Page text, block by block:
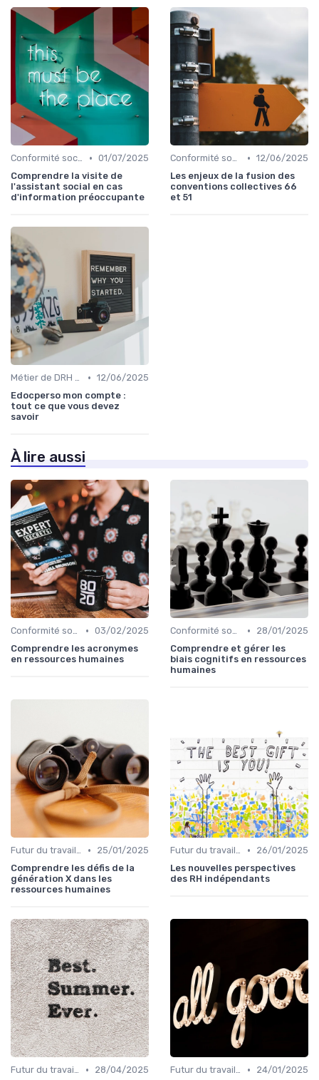
Conformité sociale & droit du travail • 01/07/2025
Comprendre la visite de
l'assistant social en cas
d'information préoccupante
Conformité sociale & droit du travail • 12/06/2025
Les enjeux de la fusion des
conventions collectives 66
et 51
Métier de DRH & responsabilités • 12/06/2025
Edocperso mon compte :
tout ce que vous devez
savoir
À lire aussi
Conformité sociale & droit du travail • 03/02/2025
Comprendre les acronymes
en ressources humaines
Conformité sociale & droit du travail •
28/01/2025
Comprendre et gérer les
biais cognitifs en ressources
humaines
Futur du travail & tendances RH •
25/01/2025
Comprendre les défis de la
génération X dans les
ressources humaines
Futur du travail & tendances RH •
26/01/2025
Les nouvelles perspectives
des RH indépendants
Futur du travail & tendances RH •
28/04/2025
Futur du travail & tendances RH •
24/01/2025